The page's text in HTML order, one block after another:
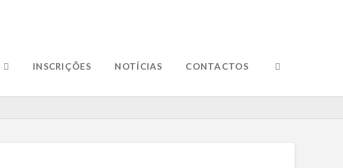
INSCRIÇÕES NOTÍCIAS CONTACTOS